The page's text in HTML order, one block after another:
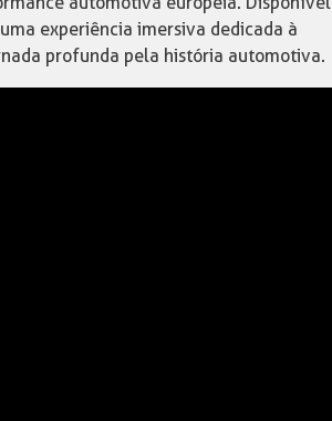
experiência imersiva dedicada à
profunda pela história automotiva.